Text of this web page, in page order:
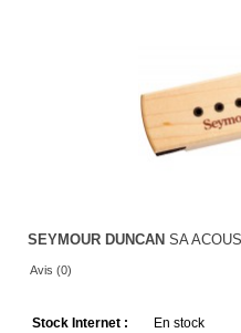
SEYMOUR DUNCAN SA
Avis (0)
Stock Internet :
En stock